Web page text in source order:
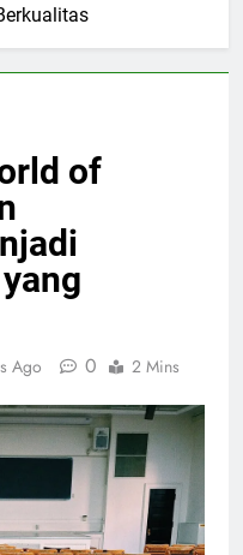
of
Ago 0 2 Mins